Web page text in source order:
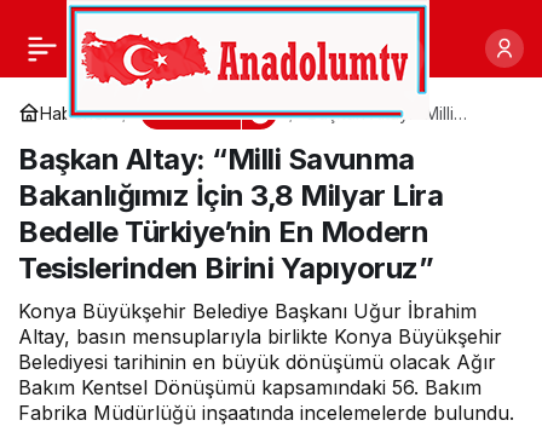
Haberler Gündem
Başkan Altay: “Milli
İçin 3,8 Milyar Lira
Bedelle Türkiye’nin En
Modern Tesislerinden
Birini Yapıyoruz”
Başkan Altay: “Milli Savunma
Bakanlığımız İçin 3,8 Milyar Lira
Bedelle Türkiye’nin En Modern
Tesislerinden Birini Yapıyoruz”
Konya Büyükşehir Belediye Başkanı Uğur İbrahim
Altay, basın mensuplarıyla birlikte Konya Büyükşehir
Belediyesi tarihinin en büyük dönüşümü olacak Ağır
Bakım Kentsel Dönüşümü kapsamındaki 56. Bakım
Fabrika Müdürlüğü inşaatında incelemelerde bulundu.
Ilgaz Çeltik İşleme Tesisi
İçin İmzalar Atıldı
Paylaş